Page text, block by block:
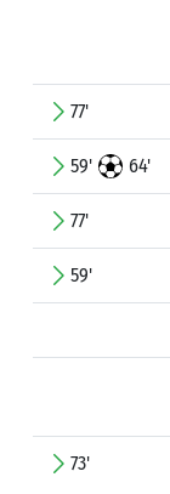
77'
59' 64'
77'
59'
73'